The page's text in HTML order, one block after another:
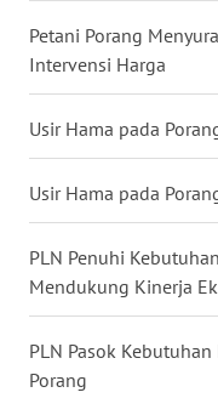
Petani Porang
Intervensi Harga
Usir Hama pada
Usir Hama pada
PLN Penuhi
Mendukung Kinerja
PLN Pasok
Porang
DAIRI
WN
TOBA
WN
NIAS
WN
LANGKAT